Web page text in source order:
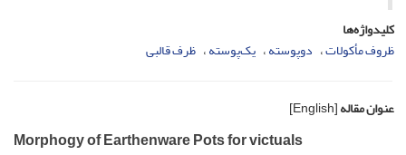
کلیدواژه‌ها
ظروف مأکولات دوپوسته یک‌پوسته ظرف قالبی
عنوان مقاله[English]
Morphogy of Earthenware Pots for victuals